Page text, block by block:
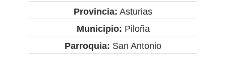
Provincia: Asturias
Municipio: Piloña
Parroquia: San Antonio